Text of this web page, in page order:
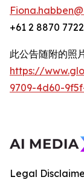
+61 2 8870 7722
此公告随附的照
https://
9709-4d60-
Legal